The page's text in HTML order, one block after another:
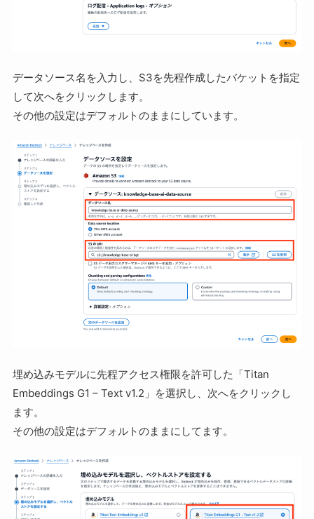
データソース名を入力し、S3を先程作成したバケットを指定
して次へをクリックします。
その他の設定はデフォルトのままにしています。
埋め込みモデルに先程アクセス権限を許可した「Titan
Embeddings G1 – Text v1.2」を選択し、次へをクリックし
ます。
その他の設定はデフォルトのままにしてます。